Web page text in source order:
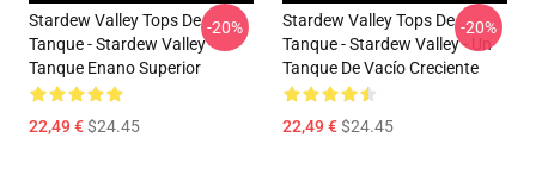
Stardew Valley Tops De
Tanque - Stardew Valley
Tanque Enano Superior
22,49 €$24.45
-20%
Stardew Valley Tops De
Tanque - Stardew Valley - Un
Tanque De Vacío Creciente
22,49 €$24.45
-20%